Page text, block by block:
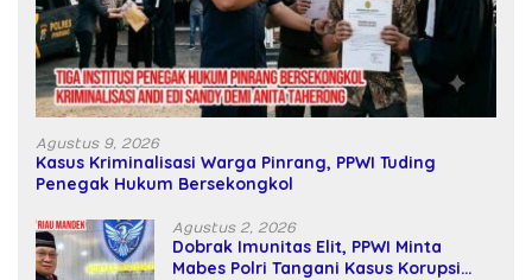
Agustus 9, 2026
Kasus Kriminalisasi Warga Pinrang, PPWI Tuding
Penegak Hukum Bersekongkol
Agustus 2, 2026
Dobrak Imunitas Elit, PPWI Minta
Mabes Polri Tangani Kasus Korupsi